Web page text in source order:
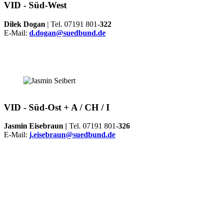
VID - Süd-West
Dilek Dogan | Tel. 07191 801-322
E-Mail: d.dogan@suedbund.de
VID - Süd-Ost + A / CH / I
Jasmin Eisebraun | Tel. 07191 801-326
E-Mail: j.eisebraun@suedbund.de